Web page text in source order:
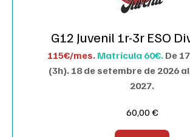
G12 Juvenil 1r-3r ESO
115€/mes. Matrícula 60€. De
(3h). 18 de setembre de 2026
2027.
60,00€